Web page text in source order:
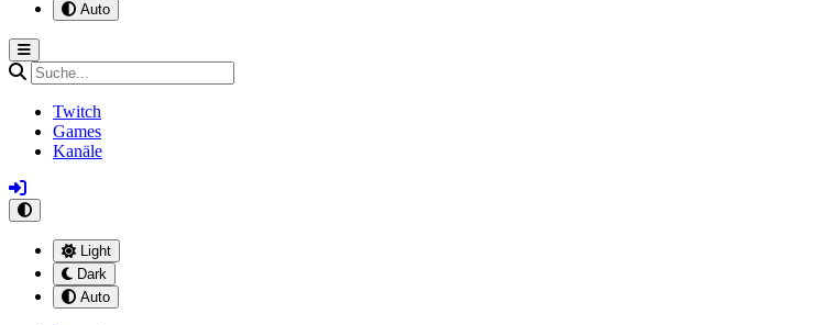
Auto
Twitch
Games
Kanäle
Light
Dark
Auto